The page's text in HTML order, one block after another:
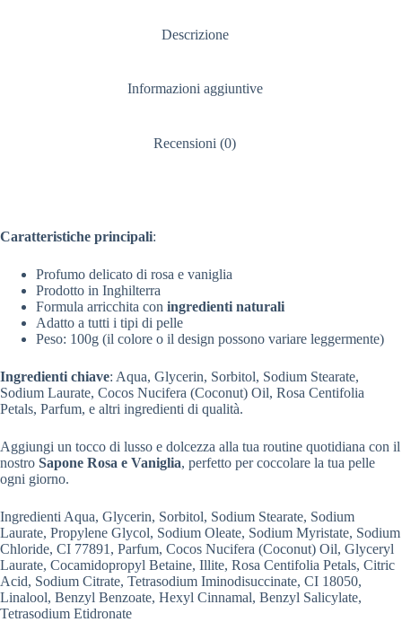
Descrizione
Informazioni aggiuntive
Recensioni (0)
Caratteristiche principali:
Profumo delicato di rosa e vaniglia
Prodotto in Inghilterra
Formula arricchita con ingredienti naturali
Adatto a tutti i tipi di pelle
Peso: 100g (il colore o il design possono variare leggermente)
Ingredienti chiave: Aqua, Glycerin, Sorbitol, Sodium Stearate,
Sodium Laurate, Cocos Nucifera (Coconut) Oil, Rosa Centifolia
Petals, Parfum, e altri ingredienti di qualità.
Aggiungi un tocco di lusso e dolcezza alla tua routine quotidiana con il
nostro Sapone Rosa e Vaniglia, perfetto per coccolare la tua pelle
ogni giorno.
Ingredienti Aqua, Glycerin, Sorbitol, Sodium Stearate, Sodium
Laurate, Propylene Glycol, Sodium Oleate, Sodium Myristate, Sodium
Chloride, CI 77891, Parfum, Cocos Nucifera (Coconut) Oil, Glyceryl
Laurate, Cocamidopropyl Betaine, Illite, Rosa Centifolia Petals, Citric
Acid, Sodium Citrate, Tetrasodium Iminodisuccinate, CI 18050,
Linalool, Benzyl Benzoate, Hexyl Cinnamal, Benzyl Salicylate,
Tetrasodium Etidronate